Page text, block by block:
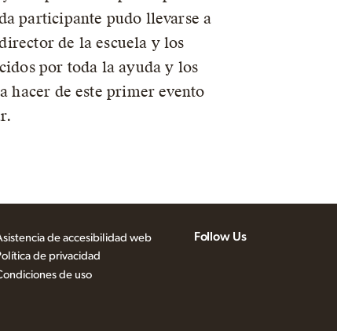
participante pudo llevarse a
de la escuela y los
por toda la ayuda y los
hacer de este primer evento
de accesibilidad web
de privacidad
de uso
Follow Us